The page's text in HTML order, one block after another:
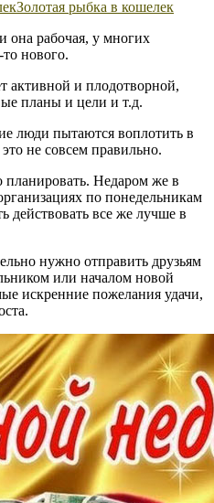
Золотая рыбка в кошелек
она рабочая, у многих
то нового.
активной и плодотворной,
планы и цели и т.д.
люди пытаются воплотить в
не совсем правильно.
Недаром же в
по понедельникам
действовать все же лучше в
нужно отправить друзьям
или началом новой
искренние пожелания удачи,